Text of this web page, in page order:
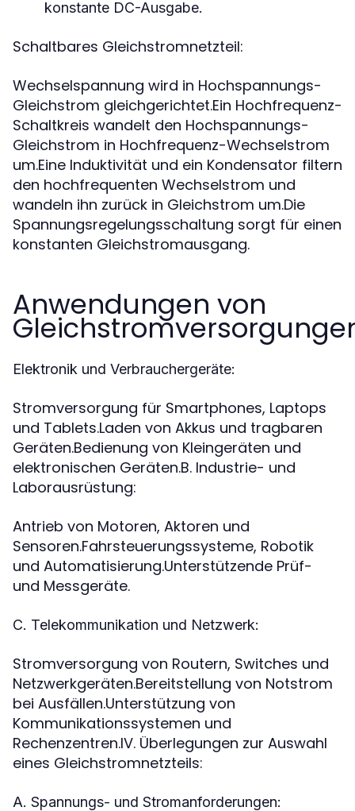
konstante DC-Ausgabe.
Schaltbares Gleichstromnetzteil:
Wechselspannung wird in Hochspannungs-
Gleichstrom gleichgerichtet.Ein Hochfrequenz-
Schaltkreis wandelt den Hochspannungs-
Gleichstrom in Hochfrequenz-Wechselstrom
um.Eine Induktivität und ein Kondensator filtern
den hochfrequenten Wechselstrom und
wandeln ihn zurück in Gleichstrom um.Die
Spannungsregelungsschaltung sorgt für einen
konstanten Gleichstromausgang.
Anwendungen von
Elektronik und Verbrauchergeräte:
Stromversorgung für Smartphones, Laptops
und Tablets.Laden von Akkus und tragbaren
Geräten.Bedienung von Kleingeräten und
elektronischen Geräten.B. Industrie- und
Laborausrüstung:
Antrieb von Motoren, Aktoren und
Sensoren.Fahrsteuerungssysteme, Robotik
und Automatisierung.Unterstützende Prüf-
und Messgeräte.
C. Telekommunikation und Netzwerk:
Stromversorgung von Routern, Switches und
Netzwerkgeräten.Bereitstellung von Notstrom
bei Ausfällen.Unterstützung von
Kommunikationssystemen und
Rechenzentren.IV. Überlegungen zur Auswahl
eines Gleichstromnetzteils:
A. Spannungs- und Stromanforderungen: